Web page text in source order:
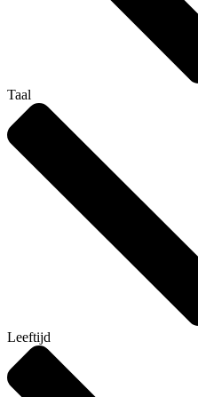
Taal
Leeftijd